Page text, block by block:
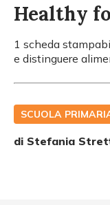
Healthy
1 scheda
e distinguere
SCUOLA
di Stefania